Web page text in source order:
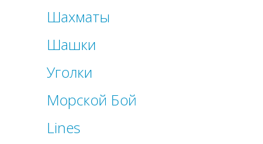
Шахматы
Шашки
Уголки
Морской Бой
Lines